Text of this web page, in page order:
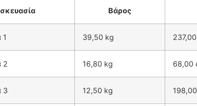
Βάρος
1 39,50 kg
2 16,80 kg 68,00
3 12,50 kg